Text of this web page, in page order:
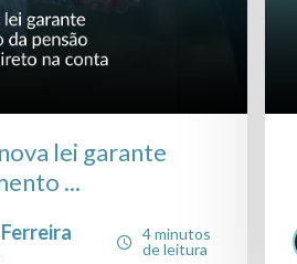
lei garante
...
4 minutos
de leitura